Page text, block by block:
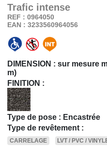
Trafic intense
REF : 0964050
EAN : 3233560964056
DIMENSION : sur mesure
m)
FINITION :
Type de pose : Encastrée
Type de revêtement :
CARRELAGE LVT / PVC /